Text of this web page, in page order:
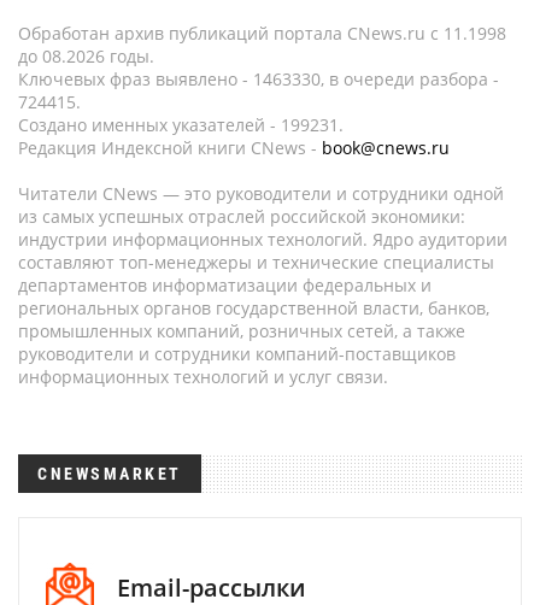
Обработан архив публикаций портала CNews.ru c 11.1998
до 08.2026 годы.
Ключевых фраз выявлено - 1463330, в очереди разбора -
724415.
Создано именных указателей - 199231.
Редакция Индексной книги CNews - book@cnews.ru
Читатели CNews — это руководители и сотрудники одной
из самых успешных отраслей российской экономики:
индустрии информационных технологий. Ядро аудитории
составляют топ-менеджеры и технические специалисты
департаментов информатизации федеральных и
региональных органов государственной власти, банков,
промышленных компаний, розничных сетей, а также
руководители и сотрудники компаний-поставщиков
информационных технологий и услуг связи.
CNEWSMARKET
Email-рассылки